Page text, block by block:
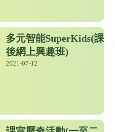
多元智能SuperKids(課
後網上興趣班)
2021-07-12